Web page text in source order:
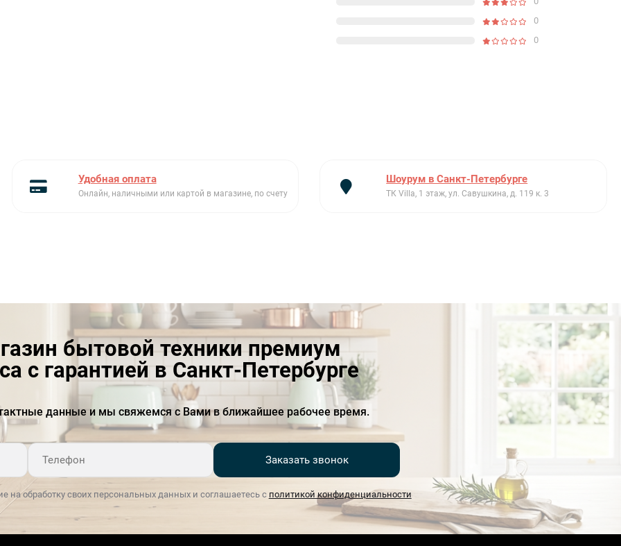
Напряжение
220-240
встраиваемая
Расположение элементов
сбоку
отвод / циркуляция
Ширина (см) 60 м
Ширина упаковки, см 21
Уровень шума на
максимальной скорости
(Дб)
58
Уровень шума на первой
35
0
0
Удобная оплата
Онлайн, наличными или картой в магазине, по счету
Шоурум в Санкт-Петербурге
ТК Villa, 1 этаж, ул. Савушкина, д. 119 к. 3
бытовой техники премиум
с гарантией в Санкт-Петербурге
данные и мы свяжемся с Вами в ближайшее рабочее время.
Заказать звонок
на обработку своих персональных данных и соглашаетесь с политикой конфиденциальности